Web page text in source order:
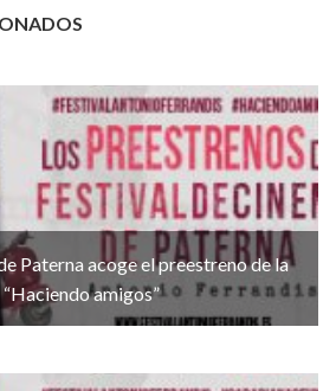
Paterna acoge el preestreno de la
amigos”